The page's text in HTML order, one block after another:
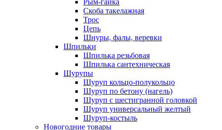
Рым-гайка
Скоба такелажная
Трос
Цепь
Шнуры, фалы, веревки
Шпильки
Шпилька резьбовая
Шпилька сантехническая
Шурупы
Шуруп кольцо-полукольцо
Шуруп по бетону (нагель)
Шуруп с шестигранной головкой
Шуруп универсальный желтый
Шуруп-костыль
Новогодние товары